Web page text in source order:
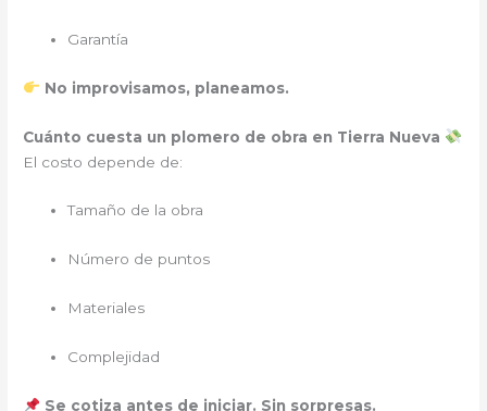
Garantía
No improvisamos, planeamos.
Cuánto cuesta un plomero de obra en Tierra Nueva
El costo depende de:
Tamaño de la obra
Número de puntos
Materiales
Complejidad
Se cotiza antes de iniciar. Sin sorpresas.